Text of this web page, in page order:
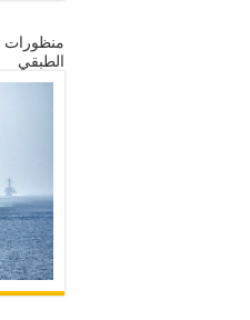
الطبقي